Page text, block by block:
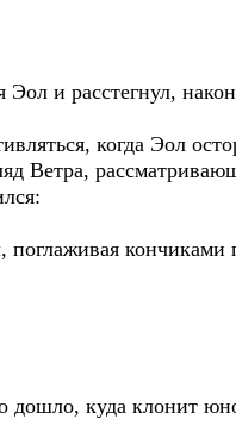
и расстегнул,
когда Эол
Ветра,
поглаживая
дошло, куда клонит